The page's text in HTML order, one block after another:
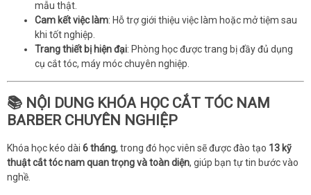
mẫu thật.
Cam kết việc làm: Hỗ trợ giới thiệu việc làm hoặc mở tiệm sau
khi tốt nghiệp.
Trang thiết bị hiện đại: Phòng học được trang bị đầy đủ dụng
cụ cắt tóc, máy móc chuyên nghiệp.
📚 NỘI DUNG KHÓA HỌC CẮT TÓC NAM
BARBER CHUYÊN NGHIỆP
Khóa học kéo dài 6 tháng, trong đó học viên sẽ được đào tạo 13 kỹ
thuật cắt tóc nam quan trọng và toàn diện, giúp bạn tự tin bước vào
nghề.